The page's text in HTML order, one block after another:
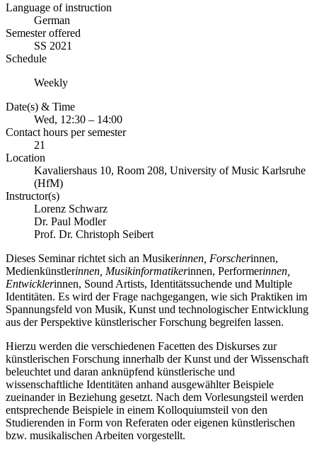
Language of instruction
German
Semester offered
SS 2021
Schedule
Weekly
Date(s) & Time
Wed, 12:30 – 14:00
Contact hours per semester
21
Location
Kavaliershaus 10, Room 208, University of Music Karlsruhe
(HfM)
Instructor(s)
Lorenz Schwarz
Dr. Paul Modler
Prof. Dr. Christoph Seibert
Dieses Seminar richtet sich an Musikerinnen, Forscherinnen,
Medienkünstlerinnen, Musikinformatikerinnen, Performerinnen,
Entwicklerinnen, Sound Artists, Identitätssuchende und Multiple
Identitäten. Es wird der Frage nachgegangen, wie sich Praktiken im
Spannungsfeld von Musik, Kunst und technologischer Entwicklung
aus der Perspektive künstlerischer Forschung begreifen lassen.
Hierzu werden die verschiedenen Facetten des Diskurses zur
künstlerischen Forschung innerhalb der Kunst und der Wissenschaft
beleuchtet und daran anknüpfend künstlerische und
wissenschaftliche Identitäten anhand ausgewählter Beispiele
zueinander in Beziehung gesetzt. Nach dem Vorlesungsteil werden
entsprechende Beispiele in einem Kolloquiumsteil von den
Studierenden in Form von Referaten oder eigenen künstlerischen
bzw. musikalischen Arbeiten vorgestellt.